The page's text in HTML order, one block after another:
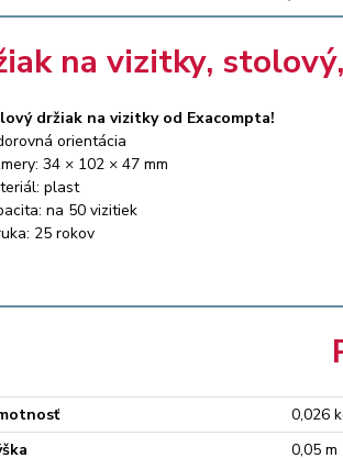
na vizitky,
držiak na vizitky od Exacompta!
orientácia
34 × 102 × 47 mm
plast
na 50 vizitiek
25 rokov
0,026
0,05 m